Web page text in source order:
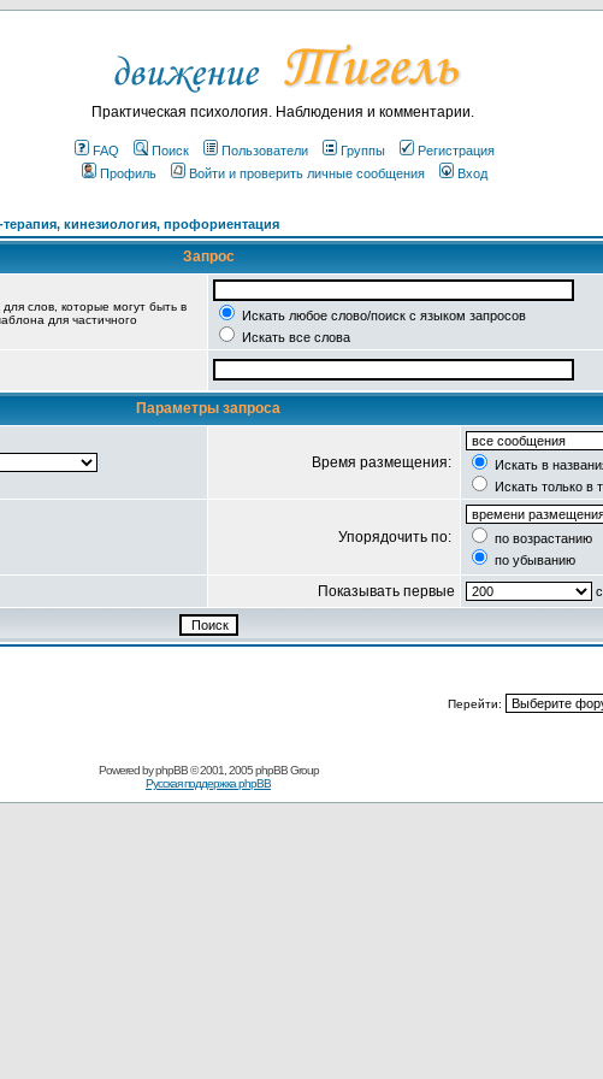
Практическая психология. Наблюдения и комментарии.
FAQ Поиск Пользователи Группы
Регистрация
Профиль
Войти и проверить личные сообщения Вход
кинезиология, профориентация
Запрос
для слов, которые могут быть в
для частичного
Искать любое слово/поиск с языком запросов
Искать все слова
Параметры запроса
Время размещения:
Искать в
Искать только в
Упорядочить по:
по возрастанию
по убыванию
Показывать первые
Перейти:
Powered byphpBB© 2001, 2005 phpBB Group
Русская поддержка phpBB